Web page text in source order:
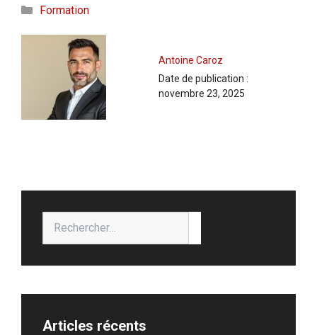
Catégories
Formation
Antoine Caroz
Date de publication :
novembre 23, 2025
Articles récents